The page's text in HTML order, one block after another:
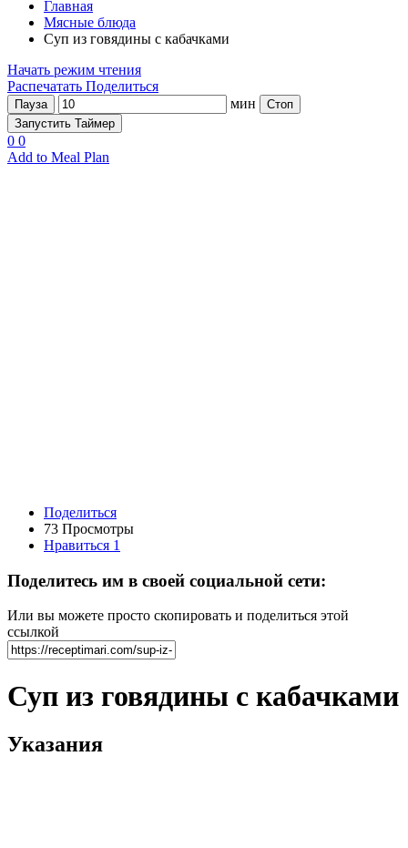
Главная
Мясные блюда
Суп из говядины с кабачками
Начать режим чтения
Распечатать Поделиться
Пауза мин
Стоп
Запустить Таймер
0 0
Add to Meal Plan
Поделиться
73 Просмотры
Нравиться 1
Поделитесь им в своей социальной сети:
Или вы можете просто скопировать и поделиться этой
ссылкой
Суп из говядины с кабачками
Указания